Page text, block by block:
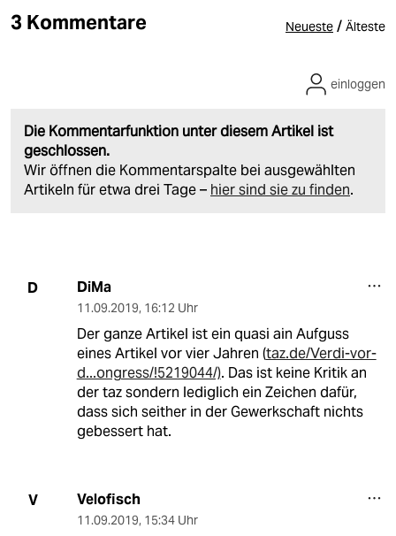
3 Kommentare Neueste / Älteste
Die Kommentarfunktion unter diesem Artikel ist
geschlossen.
Wir öffnen die Kommentarspalte bei ausgewählten
Artikeln für etwa drei Tage – hier sind sie zu finden.
einloggen
D DiMa
11.09.2019, 16:12 Uhr
Der ganze Artikel ist ein quasi ain Aufguss
eines Artikel vor vier Jahren (taz.de/Verdi-vor-
d...ongress/!5219044/). Das ist keine Kritik an
der taz sondern lediglich ein Zeichen dafür,
dass sich seither in der Gewerkschaft nichts
gebessert hat.
V Velofisch
11.09.2019, 15:34 Uhr